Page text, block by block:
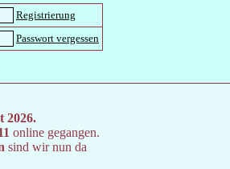
Registrierung
Passwort vergessen
2026.
online gegangen.
sind wir nun da